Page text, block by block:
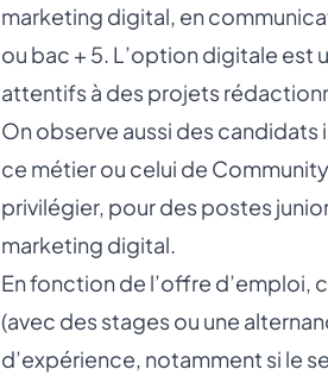
marketing digital, en
ou bac + 5. L’option digitale est
attentifs à des projets
On observe aussi des candidats
ce métier ou celui de
privilégier, pour des postes
marketing digital.
En fonction de l’offre d’emploi,
(avec des stages ou une
d’expérience, notamment si le